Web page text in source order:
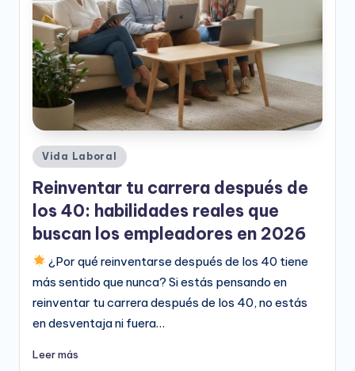
o
D
g
it
a
Publicado
en
Vida Laboral
Reinventar tu carrera después de
los 40: habilidades reales que
buscan los empleadores en 2026
¿Por qué reinventarse después de los 40 tiene
más sentido que nunca? Si estás pensando en
reinventar tu carrera después de los 40, no estás
en desventaja ni fuera…
Leer más